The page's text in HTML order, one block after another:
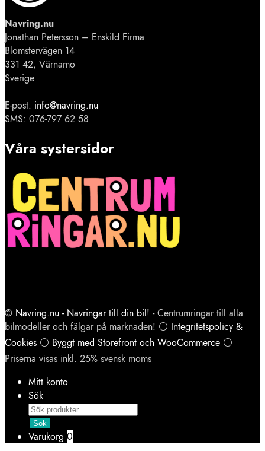
Navring.nu
Jonathan Petersson – Enskild Firma
Blomstervägen 14
331 42, Värnamo
Sverige
E-post: info@navring.nu
SMS: 076-797 62 58
Våra systersidor
© Navring.nu - Navringar till din bil! - Centrumringar till alla
bilmodeller och fälgar på marknaden! ⚪ Integritetspolicy &
Cookies ⚪ Byggt med Storefront och WooCommerce ⚪
Priserna visas inkl. 25% svensk moms
Mitt konto
Sök
Products
search
Sök
Varukorg 0